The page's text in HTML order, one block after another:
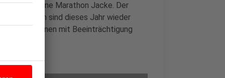
erhielten eine Marathon Jacke. Der
Außerdem sind dieses Jahr wieder
Läufer:innen mit Beeinträchtigung